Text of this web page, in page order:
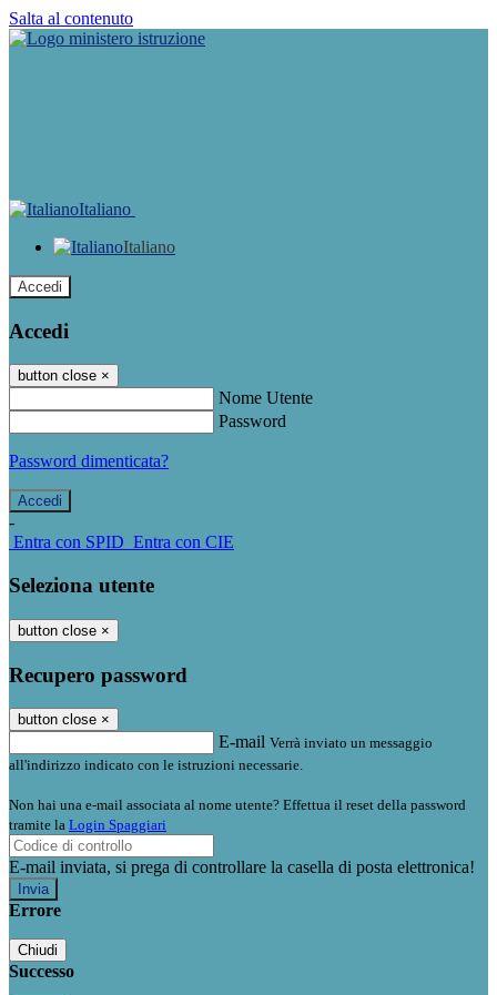
Salta al contenuto
Italiano
Italiano
Accedi
Accedi
button close ×
Nome Utente
Password
Password dimenticata?
-
Entra con SPID Entra con CIE
Seleziona utente
button close ×
Recupero password
button close ×
E-mail Verrà inviato un messaggio
all'indirizzo indicato con le istruzioni necessarie.
Non hai una e-mail associata al nome utente? Effettua il reset della password
tramite la Login Spaggiari
E-mail inviata, si prega di controllare la casella di posta elettronica!
Errore
Chiudi
Successo